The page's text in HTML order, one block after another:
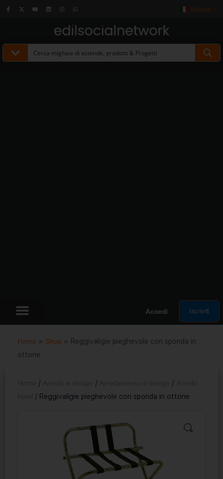
Italiano
Accedi Iscriviti
Home » Shop » Reggivaligie pieghevole con sponda in
ottone
/ / /
/ Reggivaligie pieghevole con sponda in ottone